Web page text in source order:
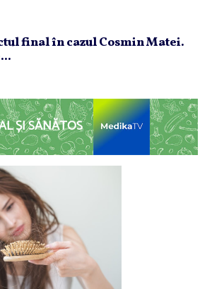
final în cazul Cosmin Matei.
ȘI SĂNĂTOS